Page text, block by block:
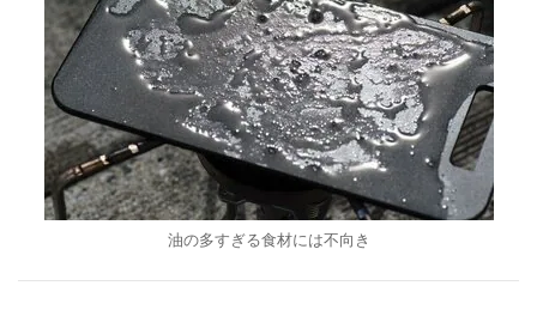
油の多すぎる食材には不向き